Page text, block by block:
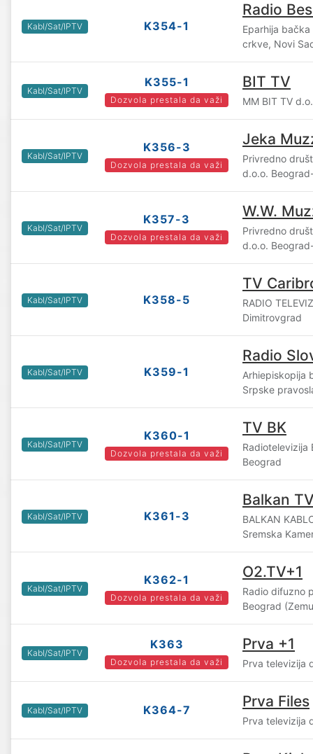
Kabl/Sat/IPTV K354-1
Radio
Eparhija
crkve, Novi
Kabl/Sat/IPTV
K355-1
Dozvola prestala da važi
BIT TV
MM BIT TV
Kabl/Sat/IPTV
K356-3
Dozvola prestala da važi
Jeka
Privredno
d.o.o.
Kabl/Sat/IPTV
K357-3
Dozvola prestala da važi
W.W.
Privredno
d.o.o.
Kabl/Sat/IPTV K358-5
TV
RADIO
Dimitrovgrad
Kabl/Sat/IPTV K359-1
Radio
Arhiepiskopija
Srpske
Kabl/Sat/IPTV
K360-1
Dozvola prestala da važi
TV BK
Radiotelevizija
Beograd
Kabl/Sat/IPTV K361-3
Balkan
BALKAN
Sremska
Kabl/Sat/IPTV
K362-1
Dozvola prestala da važi
O2.TV+1
Radio difuzno
Beograd
Kabl/Sat/IPTV
K363
Dozvola prestala da važi
Prva +1
Prva televizija
Kabl/Sat/IPTV K364-7 Prva Files
Prva televizija